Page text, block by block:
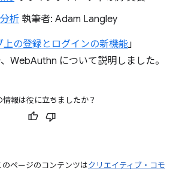
析 執筆者: Adam Langley
上の登録とログインの新機能」
WebAuthn について説明しました。
情報は役に立ちましたか？
ページのコンテンツはクリエイティブ・コモ